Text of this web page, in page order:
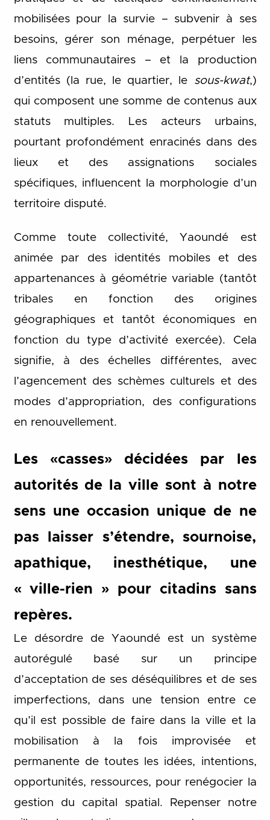
mobilisées pour la survie – subvenir à ses
besoins, gérer son ménage, perpétuer les
liens communautaires – et la production
d’entités (la rue, le quartier, le sous-kwat,)
qui composent une somme de contenus aux
statuts multiples. Les acteurs urbains,
pourtant profondément enracinés dans des
lieux et des assignations sociales
spécifiques, influencent la morphologie d’un
territoire disputé.
Comme toute collectivité, Yaoundé est
animée par des identités mobiles et des
appartenances à géométrie variable (tantôt
tribales en fonction des origines
géographiques et tantôt économiques en
fonction du type d’activité exercée). Cela
signifie, à des échelles différentes, avec
l’agencement des schèmes culturels et des
modes d’appropriation, des configurations
en renouvellement.
Les «casses» décidées par les
autorités de la ville sont à notre
sens une occasion unique de ne
pas laisser s’étendre, sournoise,
apathique, inesthétique, une
« ville-rien » pour citadins sans
repères.
Le désordre de Yaoundé est un système
autorégulé basé sur un principe
d’acceptation de ses déséquilibres et de ses
imperfections, dans une tension entre ce
qu’il est possible de faire dans la ville et la
mobilisation à la fois improvisée et
permanente de toutes les idées, intentions,
opportunités, ressources, pour renégocier la
gestion du capital spatial. Repenser notre